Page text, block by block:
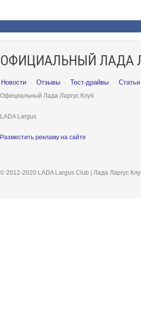
ОФИЦИАЛЬНЫЙ ЛАДА
Новости · Отзывы · Тест-драйвы · Статьи
Официальный Лада Ларгус Клуб
LADA Largus
Разместить рекламу на сайте
© 2012-2020 LADA Largus Club | Лада Ларгус